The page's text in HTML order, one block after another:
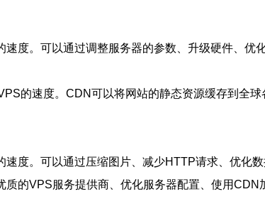
度。可以通过调整服务器的参数、升级硬件、优
的速度。CDN可以将网站的静态资源缓存到全
度。可以通过压缩图片、减少HTTP请求、优化
的VPS服务提供商、优化服务器配置、使用